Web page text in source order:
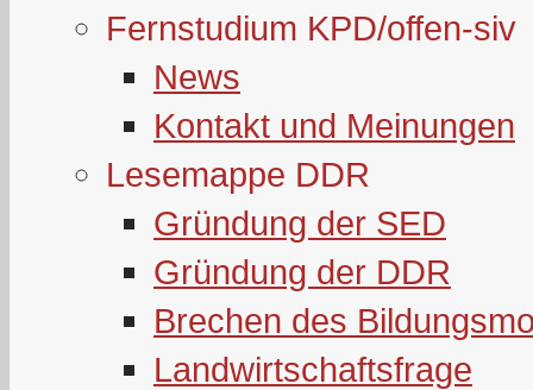
Fernstudium KPD/offen-siv
News
Kontakt und Meinungen
Lesemappe DDR
Gründung der SED
Gründung der DDR
Brechen des
Landwirtschaftsfrage